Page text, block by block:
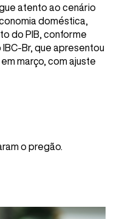
atento ao cenário
doméstica,
do PIB, conforme
Br, que apresentou
março, com ajuste
o pregão.